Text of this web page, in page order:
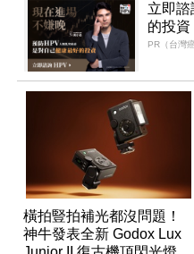
立即
的投資
PR（台灣
橫拍豎拍補光都沒問題！
神牛發表全新 Godox Lux